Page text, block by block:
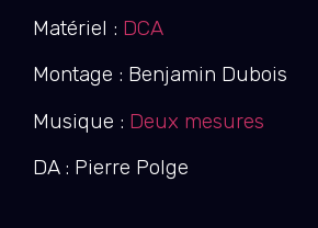
Matériel : DCA
Montage : Benjamin Dubois
Musique : Deux mesures
DA : Pierre Polge